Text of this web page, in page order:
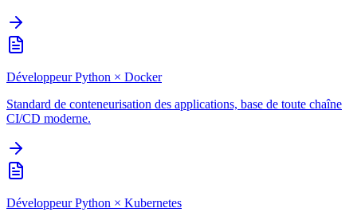
Développeur Python × Docker
Standard de conteneurisation des applications, base de toute chaîne
CI/CD moderne.
Développeur Python × Kubernetes